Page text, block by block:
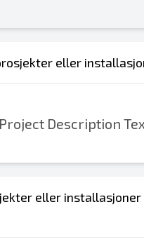
eller
Description
eller installasjoner